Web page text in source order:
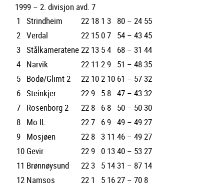
1999 – 2. divisjon avd. 7
1
Strindheim 22 18 1 3 80 – 24 55
2 Verdal 22 15 07 54 – 4345
3 Stålkameratene22 13 54 68 – 31 44
4 Narvik 22 11 2 9 51 – 4835
5 Bodø/Glimt 2 22 102 10 61 – 5732
6 Steinkjer 22 9 5 8 47 – 4332
7 Rosenborg 2 22 8 6 8 50 – 5030
8 Mo IL 227 6 9 49 – 4927
9 Mosjøen 22 8 3 11 46 – 4927
10 Gevir 22 9 0 1340 – 5327
11 Brønnøysund 223 5 1431 – 87 14
12 Namsos 22 1 5 1627 – 70 8